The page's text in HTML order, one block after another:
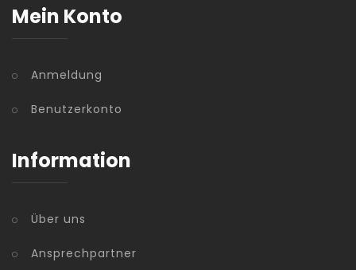
Mein Konto
Anmeldung
Benutzerkonto
Information
Über uns
Ansprechpartner